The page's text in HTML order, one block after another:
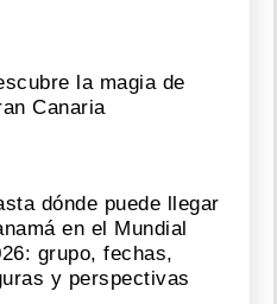
la magia de
Canaria
dónde puede llegar
en el Mundial
grupo, fechas,
y perspectivas